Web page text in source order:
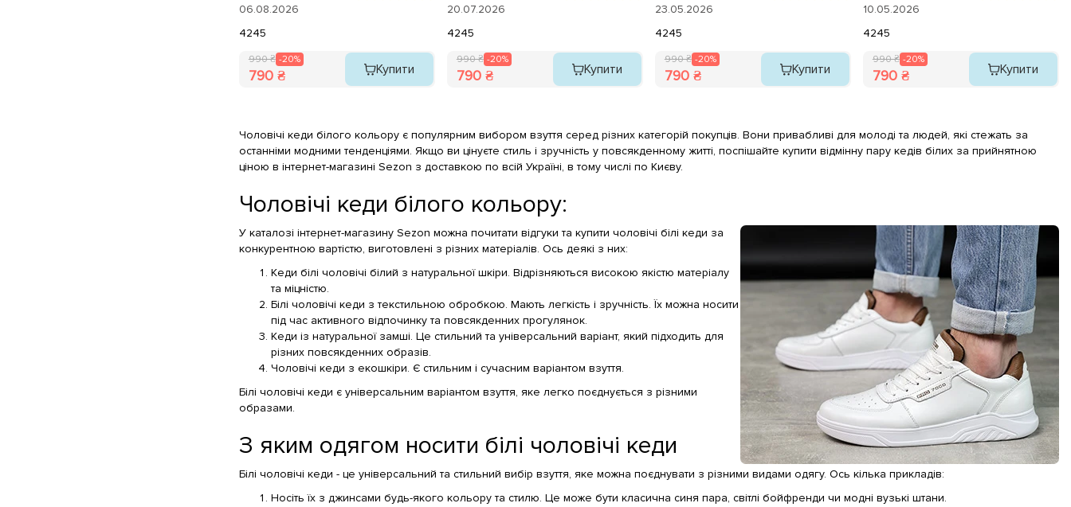
06.08.2026
4245
990 ₴ -20%
790 ₴ Купити
20.07.2026
4245
990 ₴ -20%
790 ₴ Купити
23.05.2026
4245
990 ₴ -20%
790 ₴ Купити
на руках! Рекомендую!
10.05.2026
4245
990 ₴ -20%
790 ₴ Купити
Чоловічі кеди білого кольору є популярним вибором взуття серед різних категорій покупців. Вони привабливі для молоді та людей, які стежать за
останніми модними тенденціями. Якщо ви цінуєте стиль і зручність у повсякденному житті, поспішайте купити відмінну пару кедів білих за прийнятною
ціною в інтернет-магазині Sezon з доставкою по всій Україні, в тому числі по Києву.
Чоловічі кеди білого кольору:
У каталозі інтернет-магазину Sezon можна почитати відгуки та купити чоловічі білі кеди за
конкурентною вартістю, виготовлені з різних матеріалів. Ось деякі з них:
Кеди білі чоловічі білий з натуральної шкіри. Відрізняються високою якістю матеріалу
та міцністю.
Білі чоловічі кеди з текстильною обробкою. Мають легкість і зручність. Їх можна носити
під час активного відпочинку та повсякденних прогулянок.
Кеди із натуральної замші. Це стильний та універсальний варіант, який підходить для
різних повсякденних образів.
Чоловічі кеди з екошкіри. Є стильним і сучасним варіантом взуття.
Білі чоловічі кеди є універсальним варіантом взуття, яке легко поєднується з різними
образами.
З яким одягом носити білі чоловічі кеди
Білі чоловічі кеди - це універсальний та стильний вибір взуття, яке можна поєднувати з різними видами одягу. Ось кілька прикладів:
Носіть їх з джинсами будь-якого кольору та стилю. Це може бути класична синя пара, світлі бойфренди чи модні вузькі штани.